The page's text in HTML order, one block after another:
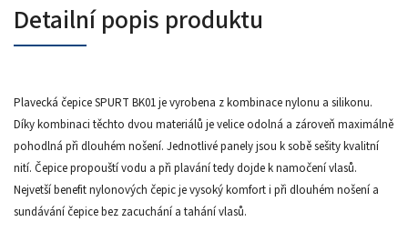
Detailní popis produktu
Plavecká čepice SPURT BK01 je vyrobena z kombinace nylonu a silikonu.
Díky kombinaci těchto dvou materiálů je velice odolná a zároveň maximálně
pohodlná při dlouhém nošení. Jednotlivé panely jsou k sobě sešity kvalitní
nití. Čepice propouští vodu a při plavání tedy dojde k namočení vlasů.
Nejvetší benefit nylonových čepic je vysoký komfort i při dlouhém nošení a
sundávání čepice bez zacuchání a tahání vlasů.